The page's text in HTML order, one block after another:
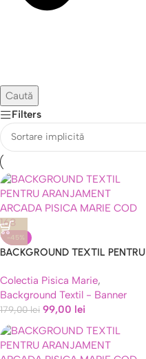
Caută
Filters
-45%
BACKGROUND TEXTIL PENTRU
MARIE COD 168
Colectia Pisica Marie,
Background Textil - Banner
179,00lei 99,00 lei